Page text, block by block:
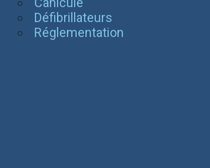
Défibrillateurs
Réglementation